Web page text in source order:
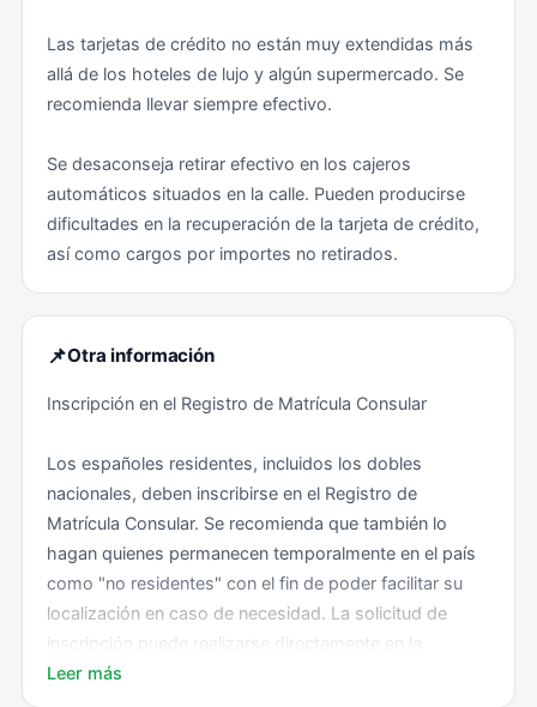
consideradas de seguridad y alrededores de
instalaciones militares y/o presidenciales.
Zona sin problemas: Ninguna.
ecuatoguineanas vienen advirtiendo desde finales de
2019 del incremento de los controles a este respecto.
correspondientes y también se subraya que es muy
importante asegurarse, en la medida de lo posible, de
que todos los documentos necesarios estén en regla,
ya que son frecuentes los controles de policía.
Vacunas
internacional cuando se pretenda viajar a Guinea
Obligatorias: fiebre amarilla. Debe aparecer reflejada en
la cartilla de vacunación internacional.
Recomendadas: Tétanos-Difteria, Hepatitis A-B, Fiebre
tifoidea, Cólera y la Tripe Viral (Sarampión, Paperas y
Rubéola).
Las tarjetas de crédito no están muy extendidas más
allá de los hoteles de lujo y algún supermercado. Se
recomienda llevar siempre efectivo.
Se desaconseja retirar efectivo en los cajeros
automáticos situados en la calle. Pueden producirse
dificultades en la recuperación de la tarjeta de crédito,
así como cargos por importes no retirados.
📌Otra información
Inscripción en el Registro de Matrícula Consular
Los españoles residentes, incluidos los dobles
nacionales, deben inscribirse en el Registro de
Matrícula Consular. Se recomienda que también lo
hagan quienes permanecen temporalmente en el país
como "no residentes" con el fin de poder facilitar su
localización en caso de necesidad. La solicitud de
inscripción puede realizarse directamente en la
Embajada de España en Malabo o en el Consulado
General de España en Bata.
Leer más